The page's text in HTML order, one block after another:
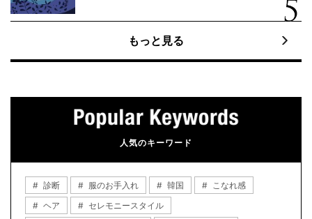
もっと見る
人気のキーワード
診断 服のお手入れ 韓国
こなれ感
ヘア
セレモニースタイル